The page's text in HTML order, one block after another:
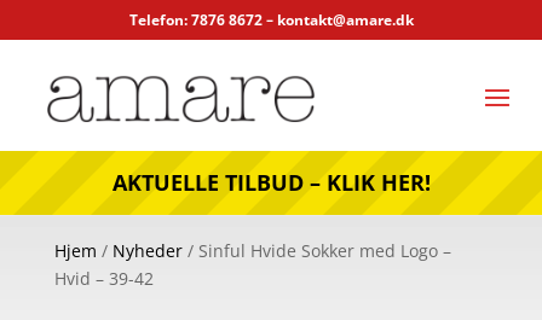
Telefon: 7876 8672 – kontakt@amare.dk
AKTUELLE TILBUD – KLIK HER!
Hjem / Nyheder/ Sinful Hvide Sokker med Logo –
Hvid – 39-42